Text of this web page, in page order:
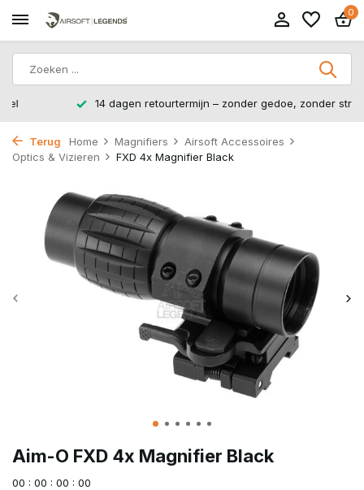
0
14 dagen retourtermijn – zonder gedoe, zonder stress.
Terug Home Magnifiers
Airsoft Accessoires
Optics & Vizieren
FXD 4x Magnifier Black
Aim-O FXD 4x Magnifier Black
00 : 00 : 00 : 00